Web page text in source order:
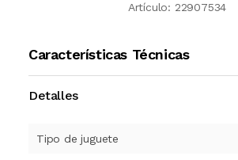
Artículo: 22907534
Características Técnicas
Detalles
Tipo de juguete